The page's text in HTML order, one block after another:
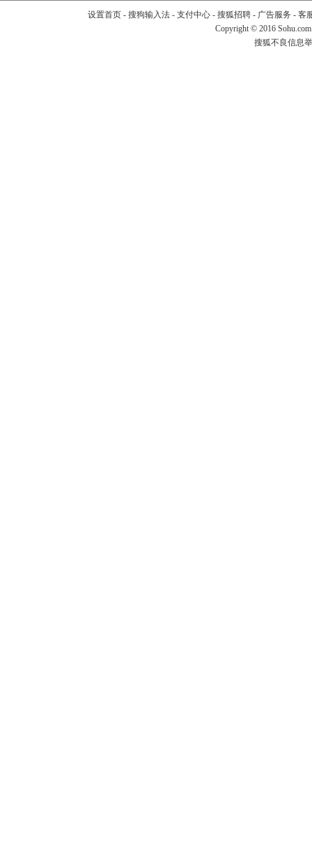
设置首页- 搜狗输入法- 支付中心- 搜狐招聘- 广告服务 - 客
Copyright © 2016
搜狐不良信息